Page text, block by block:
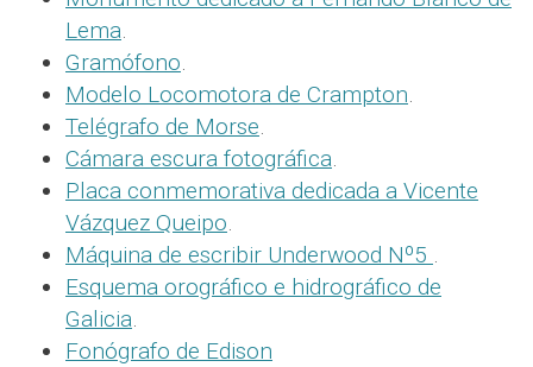
Lema.
Gramófono.
Modelo Locomotora de Crampton.
Telégrafo de Morse.
Cámara escura fotográfica.
Placa conmemorativa dedicada a Vicente
Vázquez Queipo.
Máquina de escribir Underwood Nº5 .
Esquema orográfico e hidrográfico de
Galicia.
Fonógrafo de Edison